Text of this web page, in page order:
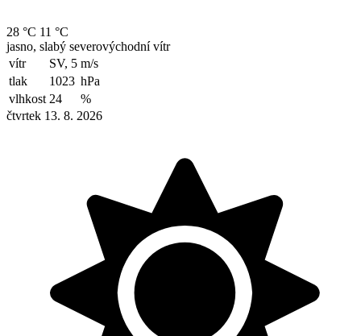
28 °C 11 °C
jasno, slabý severovýchodní vítr
vítr
SV, 5 m/s
tlak
1023 hPa
vlhkost 24
%
čtvrtek 13. 8. 2026